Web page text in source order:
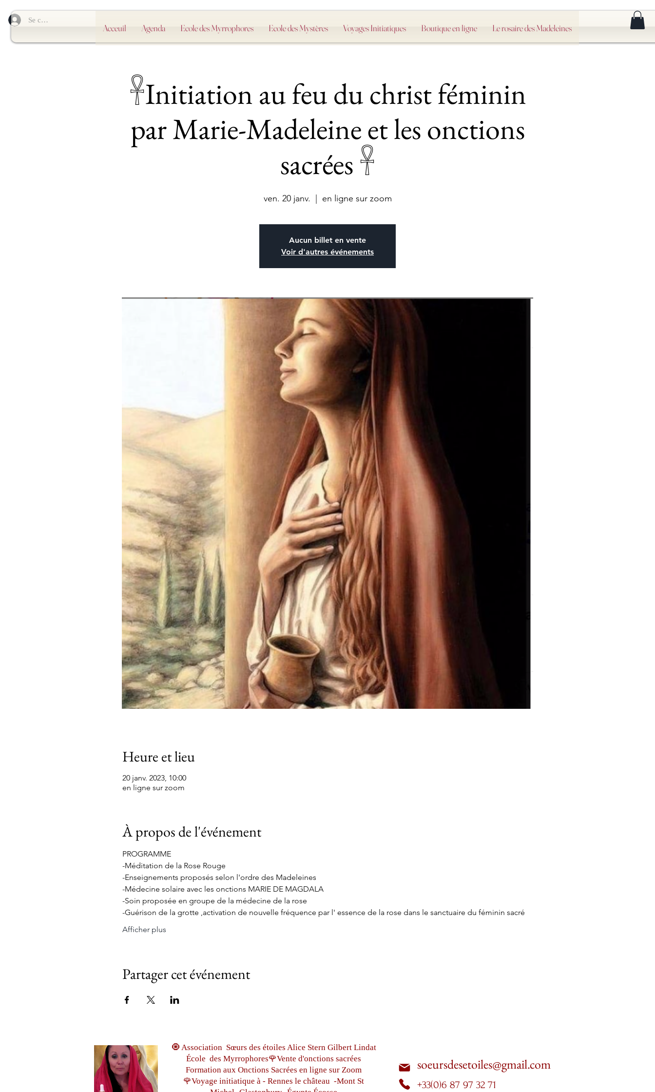
Se connecter
Acceuil Agenda Ecole des Myrrophores Ecole des Mystères Voyages Initiatiques Boutique en ligne Le rosaire des Madeleines
𓋹Initiation au feu du christ féminin
par Marie-Madeleine et les onctions
sacrées 𓋹
ven. 20 janv. en ligne sur zoom
Aucun billet en vente
Voir d'autres événements
Heure et lieu
20 janv. 2023, 10:00
en ligne sur zoom
À propos de l'événement
PROGRAMME
-Méditation de la Rose Rouge
-Enseignements proposés selon l'ordre des Madeleines
-Médecine solaire avec les onctions MARIE DE MAGDALA
-Soin proposée en groupe de la médecine de la rose
-Guérison de la grotte ,activation de nouvelle fréquence par l' essence de la rose dans le sanctuaire du féminin sacré
Afficher plus
Partager cet événement
🧿 Association Sœurs des étoiles Alice Stern Gilbert Lindat
École des Myrrophores🌹Vente d'onctions sacrées
Formation aux Onctions Sacrées en ligne sur Zoom
🌹Voyage initiatique à - Rennes le château -Mont St
soeursdesetoiles@gmail.com
+33(0)6 87 97 32 71